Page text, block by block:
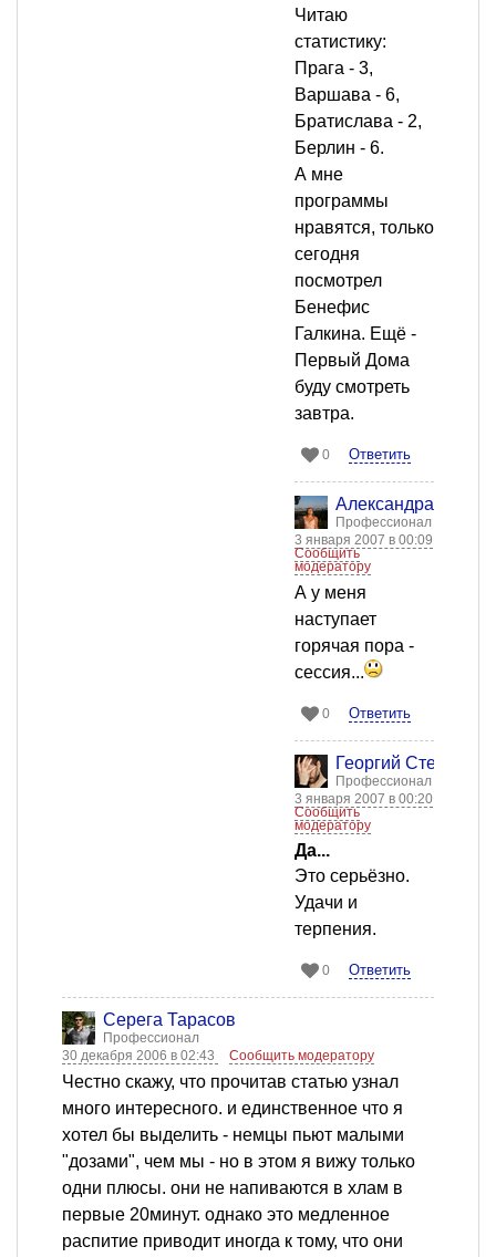
Читаю
статистику:
Прага - 3,
Варшава - 6,
Братислава - 2,
Берлин - 6.
А мне
программы
нравятся, только
сегодня
посмотрел
Бенефис
Галкина. Ещё -
Первый Дома
буду смотреть
завтра.
0 Ответить
Александра
Профессионал
3 января 2007 в 00:09
Сообщить
модератору
А у меня
наступает
горячая пора -
сессия...
0 Ответить
Георгий Стенкин
Профессионал
3 января 2007 в 00:20
Сообщить
модератору
Да...
Это серьёзно.
Удачи и
терпения.
0 Ответить
Серега Тарасов
Профессионал
30 декабря 2006 в 02:43
Сообщить модератору
Честно скажу, что прочитав статью узнал
много интересного. и единственное что я
хотел бы выделить - немцы пьют малыми
"дозами", чем мы - но в этом я вижу только
одни плюсы. они не напиваются в хлам в
первые 20минут. однако это медленное
распитие приводит иногда к тому, что они